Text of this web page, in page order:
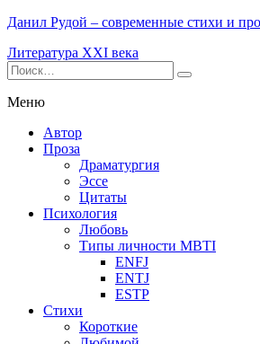
Данил Рудой – современные стихи и
Литература XXI века
Меню
Автор
Проза
Драматургия
Эссе
Цитаты
Психология
Любовь
Типы личности MBTI
ENFJ
ENTJ
ESTP
Стихи
Короткие